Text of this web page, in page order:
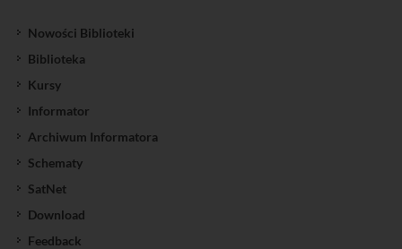
Nowości Biblioteki
Biblioteka
Kursy
Informator
Archiwum Informatora
Schematy
SatNet
Download
Feedback